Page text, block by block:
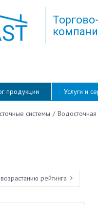
продукции Услуги и
системы / Водосточная
рейтинга